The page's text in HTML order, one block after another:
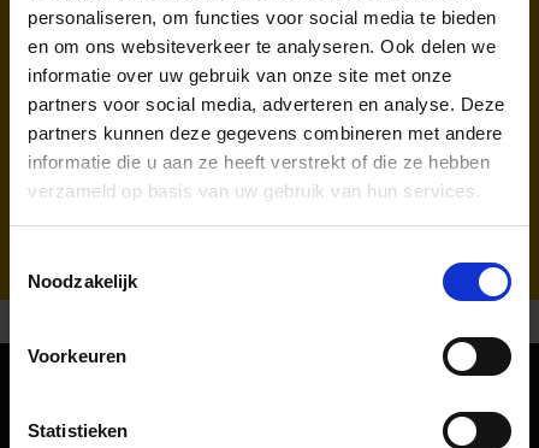
personaliseren, om functies voor social media te bieden
en om ons websiteverkeer te analyseren. Ook delen we
informatie over uw gebruik van onze site met onze
partners voor social media, adverteren en analyse. Deze
partners kunnen deze gegevens combineren met andere
informatie die u aan ze heeft verstrekt of die ze hebben
verzameld op basis van uw gebruik van hun services.
Noodzakelijk
Voorkeuren
Statistieken
Ryanair (FR, RK)
Afhandelaar & Traceren van bagage:
Oriëntatie